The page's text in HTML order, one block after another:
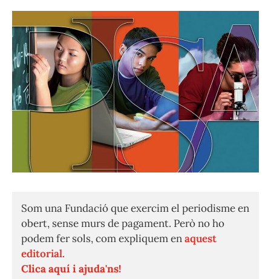
Som una Fundació que exercim el periodisme en
obert, sense murs de pagament. Però no ho
podem fer sols, com expliquem enaquest
editorial.
Clica aquí i ajuda'ns!